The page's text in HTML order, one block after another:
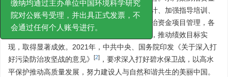
设立以来，财政部和生态环境部从完善顶层设计、加强指导培训、
强化过程监管等方面不断改进和规范水污染防治资金项目管理，各
地也积极建章立制、加强项目谋划和实施监管，推动绩效目标实
现，取得显著成效。2021年，中共中央、国务院印发《关于深入打
好污染防治攻坚战的意见》
[2] ，要求深入打好碧水保卫战，以高水
平保护推动高质量发展，努力建设人与自然和谐共生的美丽中国。
缴纳均通过主办单位中国环境科学研究
院对公账号受理，并出具正式发票，不
会通过任何个人账号进行。